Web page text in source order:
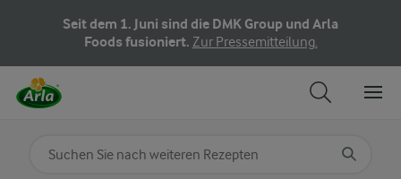
Seit dem 1. Juni sind die DMK Group und Arla
Foods fusioniert. Zur Pressemitteilung.
Nach Kategorie suchen